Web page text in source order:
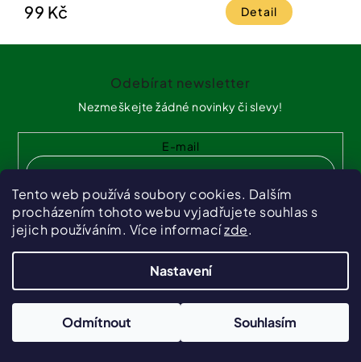
Tento web používá soubory cookies. Dalším
procházením tohoto webu vyjadřujete souhlas s
jejich používáním. Více informacízde.
Nastavení
Odmítnout Souhlasím
99 Kč Detail
Odebírat newsletter
Nezmeškejte žádné novinky či slevy!
E-mail
PŘIHLÁSIT SE